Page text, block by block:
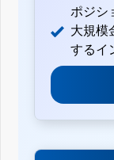
ポジシ
大規模
するイ